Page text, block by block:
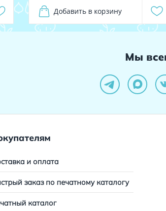
Добавить в корзину
Мы
и оплата
заказ по печатному каталогу
каталог